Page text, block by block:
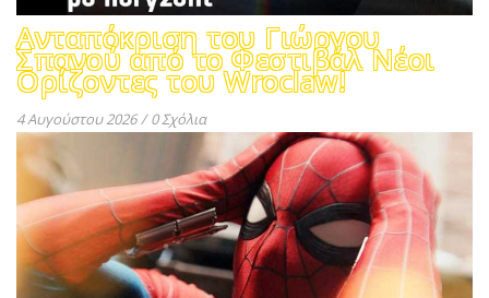
Ανταπόκριση του Γιώργου
Σπανού από το Φεστιβάλ Νέοι
Ορίζοντες του Wroclaw!
4 Αυγούστου 2026 / 0 Σχόλια